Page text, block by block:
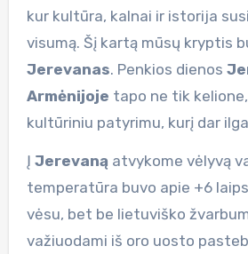
kur kultūra, kalnai ir istorija
visumą. Šį kartą mūsų kryptis
Jerevanas. Penkios dienos
Armėnijoje tapo ne tik
kultūriniu patyrimu, kurį dar
Į Jerevaną atvykome vėlyvą
temperatūra buvo apie +6
vėsu, bet be lietuviško
važiuodami iš oro uosto